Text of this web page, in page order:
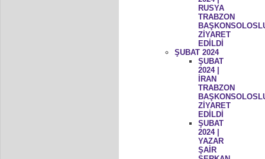
RUSYA
TRABZON
ZİYARET
EDİLDİ
ŞUBAT 2024
ŞUBAT
2024 |
İRAN
TRABZON
ZİYARET
EDİLDİ
ŞUBAT
2024 |
YAZAR
ŞAİR